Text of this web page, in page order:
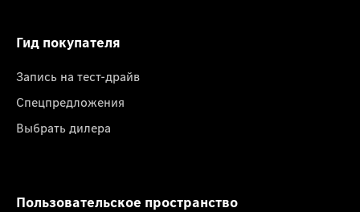
Гид покупателя
Запись на тест-драйв
Спецпредложения
Выбрать дилера
Пользовательское пространство